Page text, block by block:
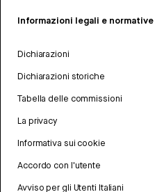
Informazioni legali e normative
Dichiarazioni
Dichiarazioni storiche
Tabella delle commissioni
La privacy
Informativa sui cookie
Accordo con l'utente
Avviso per gli Utenti Italiani